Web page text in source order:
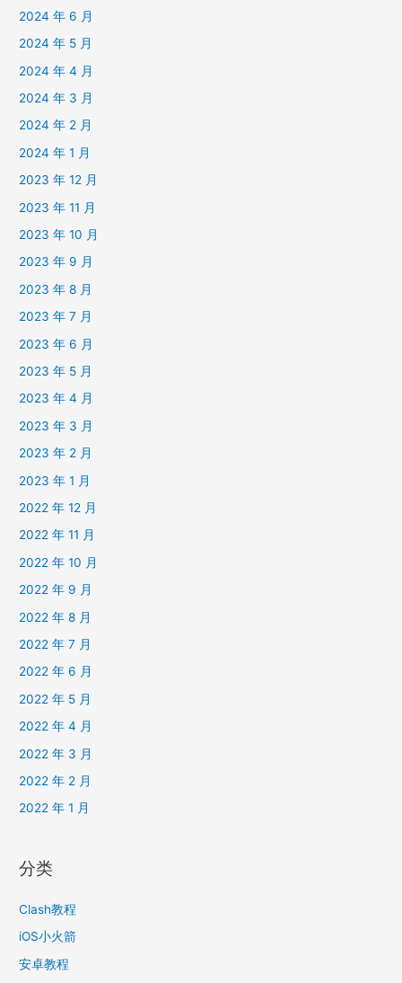
2024 年 6 月
2024 年 5 月
2024 年 4 月
2024 年 3 月
2024 年 2 月
2024 年 1 月
2023 年 12 月
2023 年 11 月
2023 年 10 月
2023 年 9 月
2023 年 8 月
2023 年 7 月
2023 年 6 月
2023 年 5 月
2023 年 4 月
2023 年 3 月
2023 年 2 月
2023 年 1 月
2022 年 12 月
2022 年 11 月
2022 年 10 月
2022 年 9 月
2022 年 8 月
2022 年 7 月
2022 年 6 月
2022 年 5 月
2022 年 4 月
2022 年 3 月
2022 年 2 月
2022 年 1 月
分类
Clash教程
iOS小火箭
安卓教程